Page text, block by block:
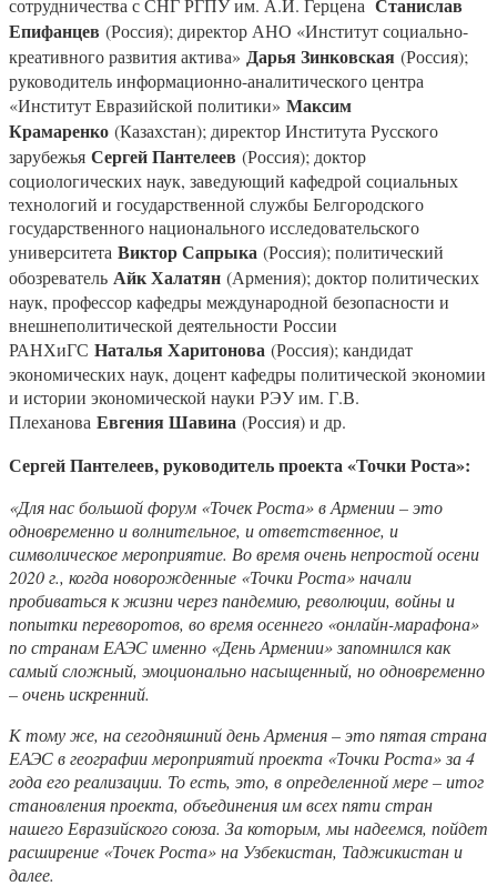
сотрудничества с СНГ РГПУ им. А.И. Герцена
Епифанцев (Россия); директор АНО «Институт социально-
креативного развития актива» Дарья Зинковская (Россия);
руководитель информационно-аналитического центра
«Институт Евразийской политики» Максим
Крамаренко (Казахстан); директор Института Русского
зарубежья Сергей Пантелеев (Россия); доктор
социологических наук, заведующий кафедрой социальных
технологий и государственной службы Белгородского
государственного национального исследовательского
университета Виктор Сапрыка (Россия); политический
обозреватель Айк Халатян (Армения); доктор политических
наук, профессор кафедры международной безопасности и
внешнеполитической деятельности России
РАНХиГС Наталья Харитонова (Россия); кандидат
экономических наук, доцент кафедры политической экономии
и истории экономической науки РЭУ им. Г.В.
Плеханова Евгения Шавина (Россия) и др.
Сергей Пантелеев, руководитель проекта «Точки Роста»:
«Для нас большой форум «Точек Роста» в Армении – это
одновременно и волнительное, и ответственное, и
символическое мероприятие. Во время очень непростой осени
2020 г., когда новорожденные «Точки Роста» начали
пробиваться к жизни через пандемию, революции, войны и
попытки переворотов, во время осеннего «онлайн-марафона»
по странам ЕАЭС именно «День Армении» запомнился как
самый сложный, эмоционально насыщенный, но одновременно
– очень искренний.
К тому же, на сегодняшний день Армения – это пятая страна
ЕАЭС в географии мероприятий проекта «Точки Роста» за 4
года его реализации. То есть, это, в определенной мере – итог
становления проекта, объединения им всех пяти стран
нашего Евразийского союза. За которым, мы надеемся, пойдет
расширение «Точек Роста» на Узбекистан, Таджикистан и
далее.